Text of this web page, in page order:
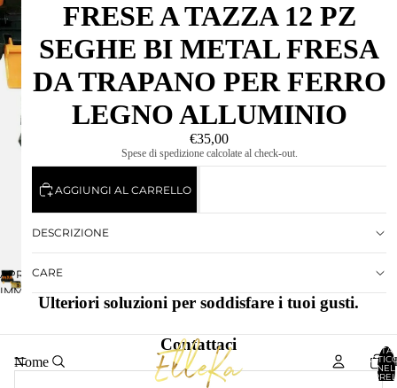
NEL
APRI
IMMAGINE
FRESE A TAZZA 12 PZ
SEGHE BI METAL FRESA
DA TRAPANO PER FERRO
LEGNO ALLUMINIO
€35,00
Spese di spedizione calcolate al check-out.
AGGIUNGI AL CARRELLO
DESCRIZIONE
CARE
Ulteriori soluzioni per soddisfare i tuoi gusti.
Contattaci
Nome